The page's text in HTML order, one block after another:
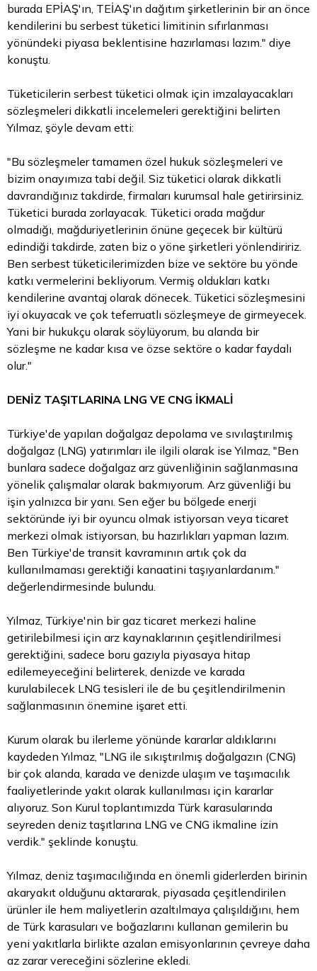
burada EPİAŞ'ın, TEİAŞ'ın dağıtım şirketlerinin bir an önce
kendilerini bu serbest tüketici limitinin sıfırlanması
yönündeki piyasa beklentisine hazırlaması lazım." diye
konuştu.
Tüketicilerin serbest tüketici olmak için imzalayacakları
sözleşmeleri dikkatli incelemeleri gerektiğini belirten
Yılmaz, şöyle devam etti:
"Bu sözleşmeler tamamen özel hukuk sözleşmeleri ve
bizim onayımıza tabi değil. Siz tüketici olarak dikkatli
davrandığınız takdirde, firmaları kurumsal hale getirirsiniz.
Tüketici burada zorlayacak. Tüketici orada mağdur
olmadığı, mağduriyetlerinin önüne geçecek bir kültürü
edindiği takdirde, zaten biz o yöne şirketleri yönlendiririz.
Ben serbest tüketicilerimizden bize ve sektöre bu yönde
katkı vermelerini bekliyorum. Vermiş oldukları katkı
kendilerine avantaj olarak dönecek. Tüketici sözleşmesini
iyi okuyacak ve çok teferruatlı sözleşmeye de girmeyecek.
Yani bir hukukçu olarak söylüyorum, bu alanda bir
sözleşme ne kadar kısa ve özse sektöre o kadar faydalı
olur."
DENİZ TAŞITLARINA LNG VE CNG İKMALİ
Türkiye'de yapılan doğalgaz depolama ve sıvılaştırılmış
doğalgaz (LNG) yatırımları ile ilgili olarak ise Yılmaz, "Ben
bunlara sadece doğalgaz arz güvenliğinin sağlanmasına
yönelik çalışmalar olarak bakmıyorum. Arz güvenliği bu
işin yalnızca bir yanı. Sen eğer bu bölgede enerji
sektöründe iyi bir oyuncu olmak istiyorsan veya ticaret
merkezi olmak istiyorsan, bu hazırlıkları yapman lazım.
Ben Türkiye'de transit kavramının artık çok da
kullanılmaması gerektiği kanaatini taşıyanlardanım."
değerlendirmesinde bulundu.
Yılmaz, Türkiye'nin bir gaz ticaret merkezi haline
getirilebilmesi için arz kaynaklarının çeşitlendirilmesi
gerektiğini, sadece boru gazıyla piyasaya hitap
edilemeyeceğini belirterek, denizde ve karada
kurulabilecek LNG tesisleri ile de bu çeşitlendirilmenin
sağlanmasının önemine işaret etti.
Kurum olarak bu ilerleme yönünde kararlar aldıklarını
kaydeden Yılmaz, "LNG ile sıkıştırılmış doğalgazın (CNG)
bir çok alanda, karada ve denizde ulaşım ve taşımacılık
faaliyetlerinde yakıt olarak kullanılması için kararlar
alıyoruz. Son Kurul toplantımızda Türk karasularında
seyreden deniz taşıtlarına LNG ve CNG ikmaline izin
verdik." şeklinde konuştu.
Yılmaz, deniz taşımacılığında en önemli giderlerden birinin
akaryakıt olduğunu aktararak, piyasada çeşitlendirilen
ürünler ile hem maliyetlerin azaltılmaya çalışıldığını, hem
de Türk karasuları ve boğazlarını kullanan gemilerin bu
yeni yakıtlarla birlikte azalan emisyonlarının çevreye daha
az zarar vereceğini sözlerine ekledi.